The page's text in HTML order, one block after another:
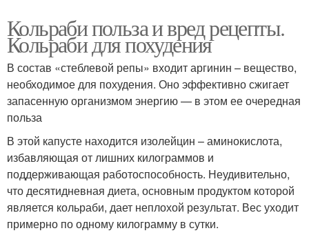
Кольраби польза и вред рецепты.
Кольраби для похудения
В состав «стеблевой репы» входит аргинин – вещество,
необходимое для похудения. Оно эффективно сжигает
запасенную организмом энергию — в этом ее очередная
польза
В этой капусте находится изолейцин – аминокислота,
избавляющая от лишних килограммов и
поддерживающая работоспособность. Неудивительно,
что десятидневная диета, основным продуктом которой
является кольраби, дает неплохой результат. Вес уходит
примерно по одному килограмму в сутки.